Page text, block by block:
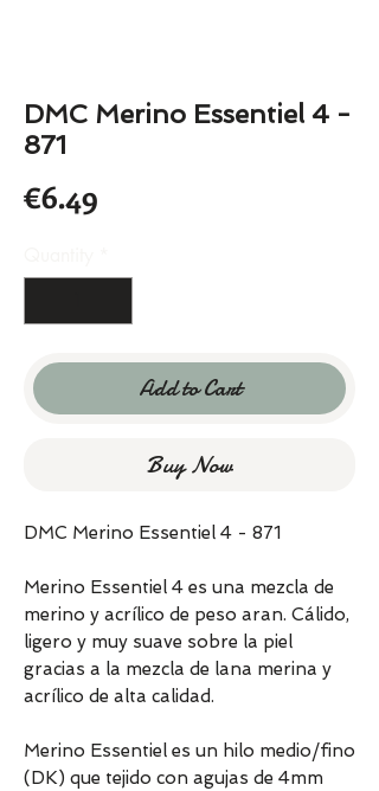
DMC Merino Essentiel 4 -
871
€6.49Price
Add to Cart
Buy Now
DMC Merino Essentiel 4 - 871
Merino Essentiel 4 es una mezcla de
merino y acrílico de peso aran. Cálido,
ligero y muy suave sobre la piel
gracias a la mezcla de lana merina y
acrílico de alta calidad.
Merino Essentiel es un hilo medio/fino
(DK) que tejido con agujas de 4mm